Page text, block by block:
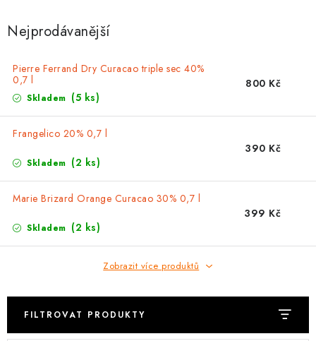
SOUPRAVY
Nejprodávanější
Pierre Ferrand Dry Curacao triple sec 40%
0,7 l
Skladem (5 ks)
800 Kč
Frangelico 20% 0,7 l
Skladem (2 ks)
390 Kč
Marie Brizard Orange Curacao 30% 0,7 l
Skladem (2 ks)
399 Kč
Zobrazit více produktů
FILTROVAT PRODUKTY